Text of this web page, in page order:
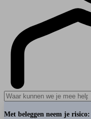
Met beleggen neem je